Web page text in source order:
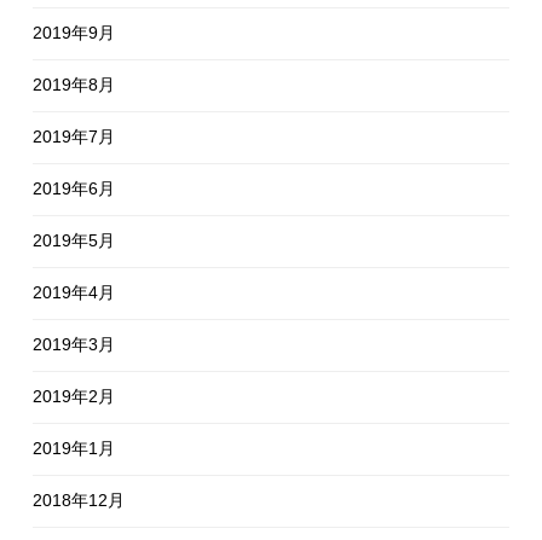
2019年9月
2019年8月
2019年7月
2019年6月
2019年5月
2019年4月
2019年3月
2019年2月
2019年1月
2018年12月